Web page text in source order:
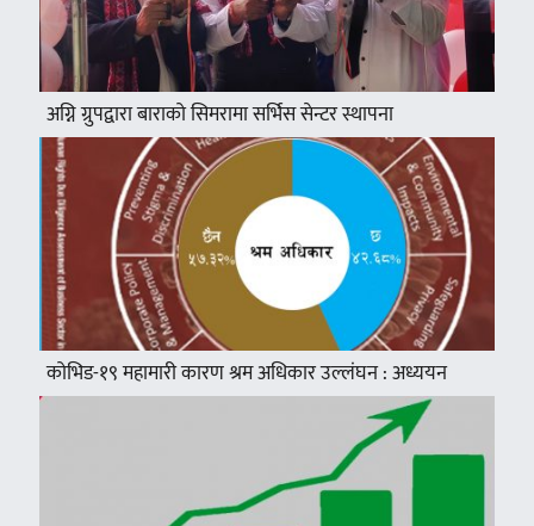
अग्नि ग्रुपद्वारा बाराको सिमरामा सर्भिस सेन्टर स्थापना
कोभिड-१९ महामारी कारण श्रम अधिकार उल्लंघन : अध्ययन